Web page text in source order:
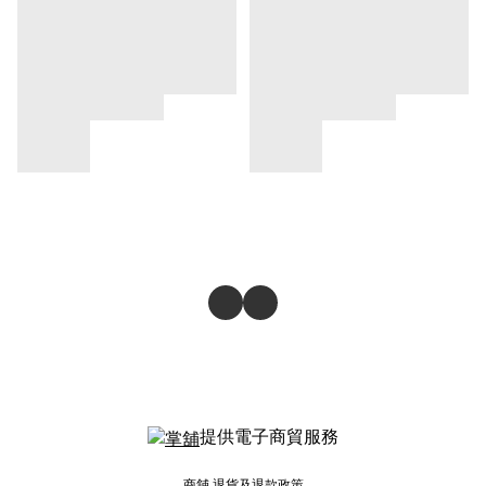
提供電子商貿服務